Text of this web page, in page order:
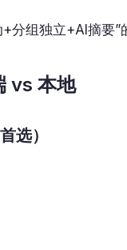
组独立+AI摘要”
vs 本地
选）